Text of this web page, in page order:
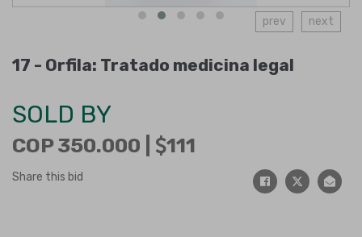
prev next
17 - Orfila: Tratado medicina legal
SOLD BY
COP 350.000 | 111
Share this bid